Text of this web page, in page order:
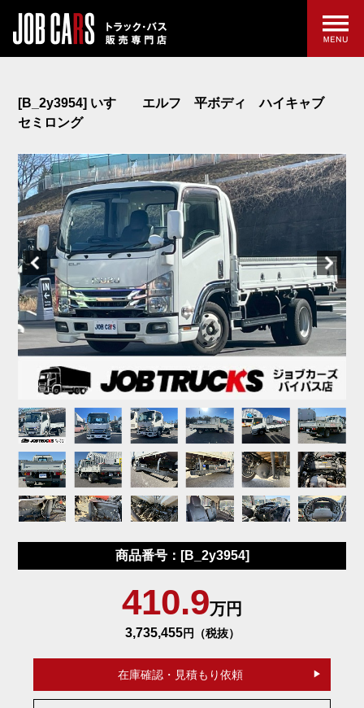
[B_2y3954] いすゞ エルフ 平ボディ ハイキャブ
セミロング
商品番号：[B_2y3954]
410.9万円
3,735,455円（税抜）
在庫確認・見積もり依頼